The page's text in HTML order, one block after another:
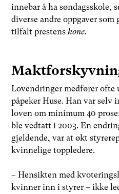
innebar å ha søndagsskole,
diverse andre oppgaver som
tilfalt prestenskone.
Lovendringer medfører ofte
påpeker Huse. Han var
loven om minimum 40
ble vedtatt i 2003. En
gjeldende, var at økt
kvinnelige toppledere.
– Hensikten med
kvinner inn i styrer – ikke